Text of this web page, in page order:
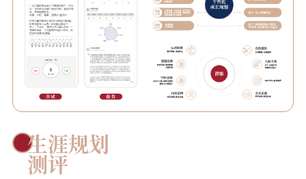
生涯规划
测评